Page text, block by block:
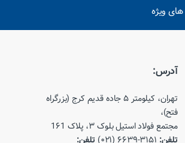
های ویژه
آدرس:
تهران، کیلومتر ۵ جاده قدیم کرج (بزرگراه
فتح)،
مجتمع فولاد استیل بلوک ۳، پلاک 1۶1
تلفن: ۳۱۵۱-۶۶۳۹ (۰۲۱) تلفن: